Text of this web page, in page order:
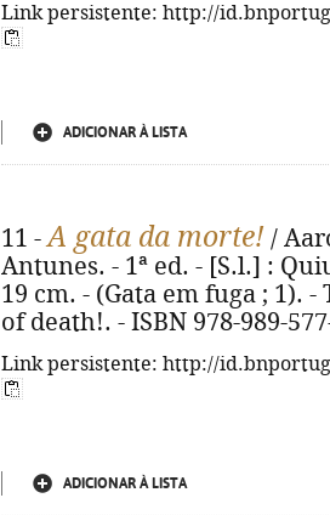
Link persistente: http://
ADICIONAR À LISTA
11 -A gata da morte! /
Antunes. - 1ª ed. - [S.l.] :
19 cm. - (Gata em fuga ; 1).
of death!. - ISBN 978-989-
Link persistente: http://
ADICIONAR À LISTA